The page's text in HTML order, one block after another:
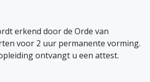
erkend door de Orde van
voor 2 uur permanente vorming.
ontvangt u een attest.